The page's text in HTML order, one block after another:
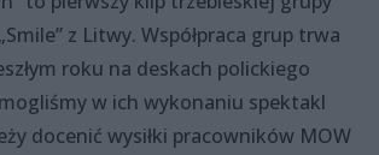
z Litwy. Współpraca grup trwa
roku na deskach polickiego
w ich wykonaniu spektakl
docenić wysiłki pracowników MOW